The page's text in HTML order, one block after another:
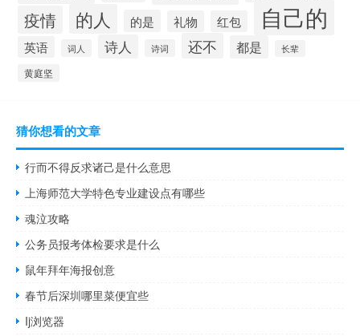
疫情 的人 的是 礼物 红包 自己的
英语 词人 诗人 诗词 还不 都是 长辈
黄庭坚
猜你想看的文章
行而不得反求诸己是什么意思
上海师范大学特色专业建设点有哪些
魂泣攻略
公务员报考体检要求是什么
鼠年拜年海报创意
春节后深圳哪里菜便宜些
Ij浏览器